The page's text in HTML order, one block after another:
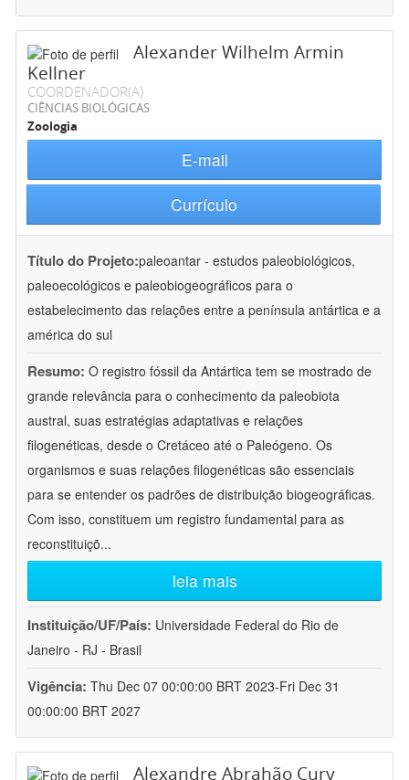
Alexander Wilhelm Armin
Kellner
COORDENADOR(A)
CIÊNCIAS BIOLÓGICAS
Zoologia
E-mail
Currículo
Título do Projeto:paleoantar - estudos paleobiológicos,
paleoecológicos e paleobiogeográficos para o
estabelecimento das relações entre a península antártica e a
américa do sul
Resumo: O registro fóssil da Antártica tem se mostrado de
grande relevância para o conhecimento da paleobiota
austral, suas estratégias adaptativas e relações
filogenéticas, desde o Cretáceo até o Paleógeno. Os
organismos e suas relações filogenéticas são essenciais
para se entender os padrões de distribuição biogeográficas.
Com isso, constituem um registro fundamental para as
reconstituiçõ...
leia mais
Instituição/UF/País: Universidade Federal do Rio de
Janeiro - RJ - Brasil
Vigência: Thu Dec 07 00:00:00 BRT 2023-Fri Dec 31
00:00:00 BRT 2027
Alexandre Abrahão Cury